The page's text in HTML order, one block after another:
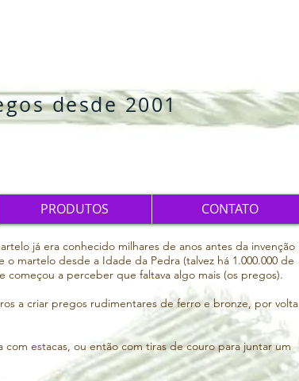
desde 2001
PRODUTOS CONTATO
já era conhecido milhares de anos antes da invenção
martelo desde a Idade da Pedra (talvez há 1.000.000 de
começou a perceber que faltava algo mais (os pregos).
a criar pregos rudimentares de ferro e bronze, por volta
com estacas, ou então com tiras de couro para juntar um